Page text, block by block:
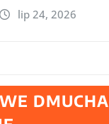
lip 24, 2026